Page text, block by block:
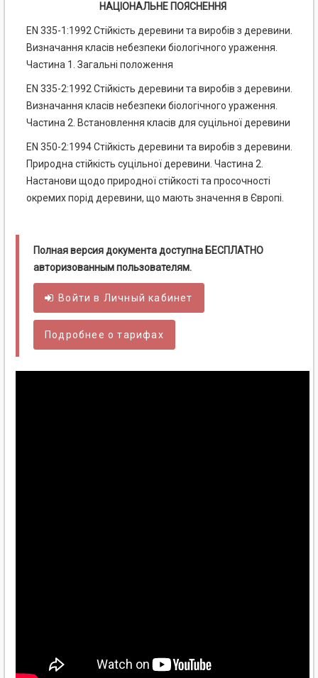
НАЦІОНАЛЬНЕ ПОЯСНЕННЯ
EN 335-1:1992 Стійкість деревини та виробів з деревини.
Визначання класів небезпеки біологічного ураження.
Частина 1. Загальні положення
EN 335-2:1992 Стійкість деревини та виробів з деревини.
Визначання класів небезпеки біологічного ураження.
Частина 2. Встановлення класів для суцільної деревини
EN 350-2:1994 Стійкість деревини та виробів з деревини.
Природна стійкість суцільної деревини. Частина 2.
Настанови щодо природної стійкості та просочності
окремих порід деревини, що мають значення в Європі.
Полная версия документа доступна БЕСПЛАТНО
авторизованным пользователям.
Войти в Личный кабинет
Подробнее о тарифах